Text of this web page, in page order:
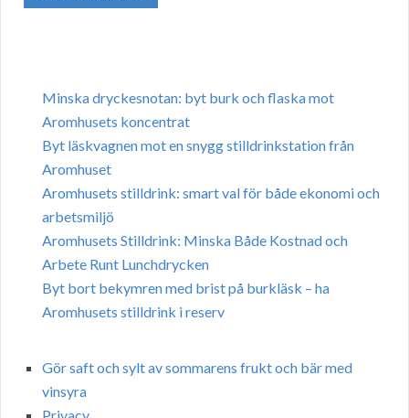
Minska dryckesnotan: byt burk och flaska mot
Aromhusets koncentrat
Byt läskvagnen mot en snygg stilldrinkstation från
Aromhuset
Aromhusets stilldrink: smart val för både ekonomi och
arbetsmiljö
Aromhusets Stilldrink: Minska Både Kostnad och
Arbete Runt Lunchdrycken
Byt bort bekymren med brist på burkläsk – ha
Aromhusets stilldrink i reserv
Gör saft och sylt av sommarens frukt och bär med
vinsyra